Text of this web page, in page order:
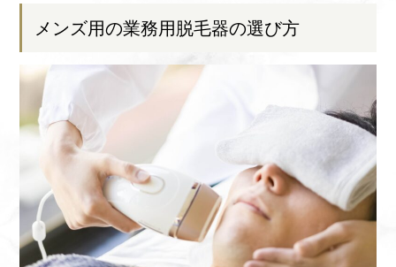
メンズ用の業務用脱毛器の選び方